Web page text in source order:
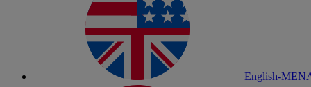
English-